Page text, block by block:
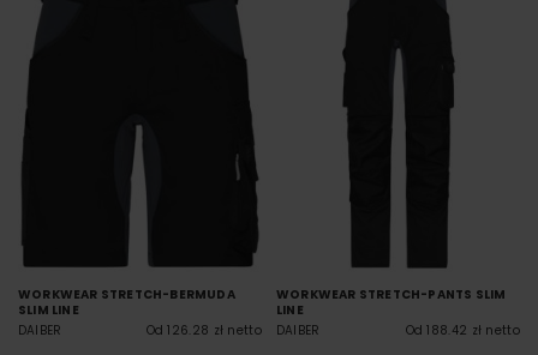
WORKWEAR STRETCH-BERMUDA
SLIM LINE
DAIBER
Od 126.28 zł netto
WORKWEAR STRETCH-PANTS SLIM
LINE
DAIBER
Od 188.42 zł netto